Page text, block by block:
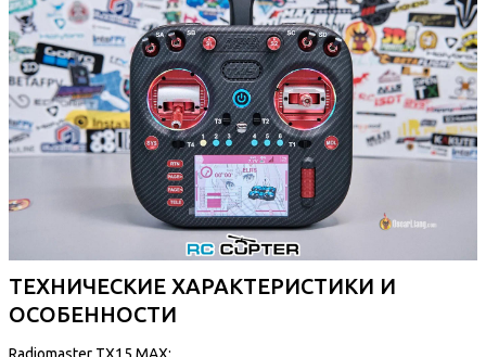
ТЕХНИЧЕСКИЕ ХАРАКТЕРИСТИКИ И
ОСОБЕННОСТИ
Radiomaster TX15 MAX: